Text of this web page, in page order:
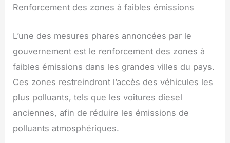
Renforcement des zones à faibles émissions
L’une des mesures phares annoncées par le
gouvernement est le renforcement des zones à
faibles émissions dans les grandes villes du pays.
Ces zones restreindront l’accès des véhicules les
plus polluants, tels que les voitures diesel
anciennes, afin de réduire les émissions de
polluants atmosphériques.